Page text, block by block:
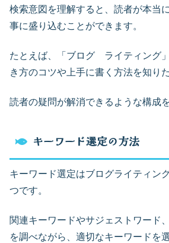
検索意図を理解すると、読者が本当
事に盛り込むことができます。
たとえば、「ブログ ライティング
き方のコツや上手に書く方法を知り
読者の疑問が解消できるような構成
キーワード選定の方法
キーワード選定はブログライティン
つです。
関連キーワードやサジェストワード
を調べながら、適切なキーワードを